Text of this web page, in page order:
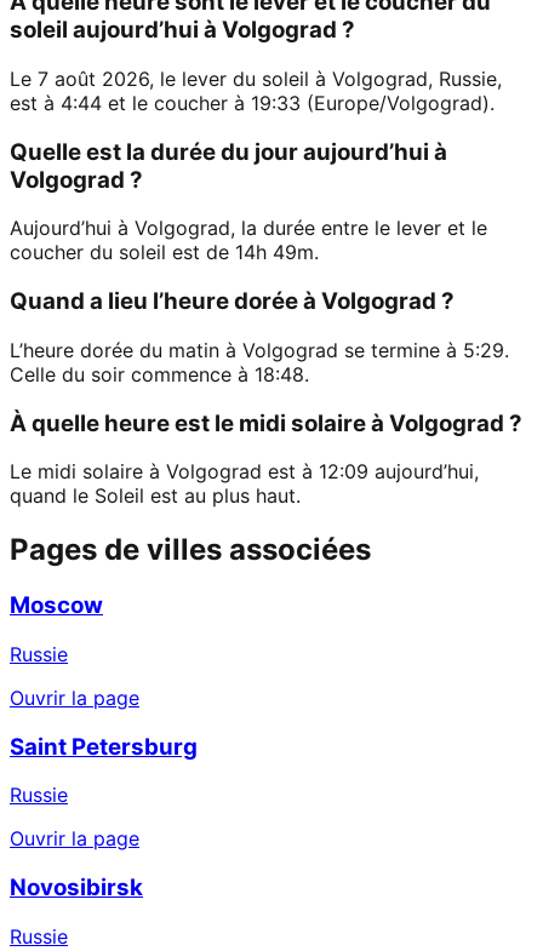
soleil aujourd’hui à Volgograd ?
Le 7 août 2026, le lever du soleil à Volgograd, Russie,
est à 4:44 et le coucher à 19:33 (Europe/Volgograd).
Quelle est la durée du jour aujourd’hui à
Volgograd ?
Aujourd’hui à Volgograd, la durée entre le lever et le
coucher du soleil est de 14h 49m.
Quand a lieu l’heure dorée à Volgograd ?
L’heure dorée du matin à Volgograd se termine à 5:29.
Celle du soir commence à 18:48.
À quelle heure est le midi solaire à Volgograd ?
Le midi solaire à Volgograd est à 12:09 aujourd’hui,
quand le Soleil est au plus haut.
Pages de villes associées
Moscow
Russie
Ouvrir la page
Saint Petersburg
Russie
Ouvrir la page
Novosibirsk
Russie